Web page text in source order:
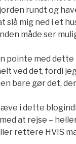
rundt og
slå mig ned i et
måde ser
pointe med
ved det, fordi
bare gør det,
i dette
at rejse –
rettere HVIS